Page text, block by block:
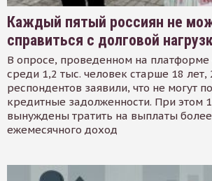
Каждый пятый россиян не
справиться с долговой
В опросе, проведенном на платформе
среди 1,2 тыс. человек старше 18 лет,
респондентов заявили, что не могут
кредитные задолженности. При этом
вынуждены тратить на выплаты
ежемесячного доход